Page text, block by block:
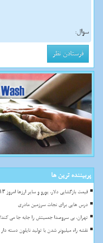
سوال:
پربیننده ترین ها
قیمت بازگشایی دلار، یورو و سایر ارزها امروز ۱۳ خرداد ۱۴۰۵ به همراه جدول
درس هایی برای نجات سرزمین مادری
تهران، بی سروصدا جمعیتش را جابه جا می کند!
نقشه راه میلیونر شدن با تولید نایلون دسته دار